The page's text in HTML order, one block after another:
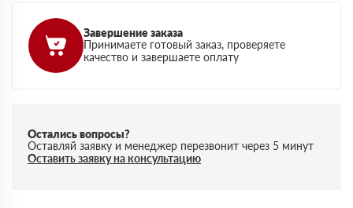
Завершение заказа
Принимаете готовый заказ, проверяете
качество и завершаете оплату
Остались вопросы?
Оставляй заявку и менеджер перезвонит через 5 минут
Оставить заявку на консультацию